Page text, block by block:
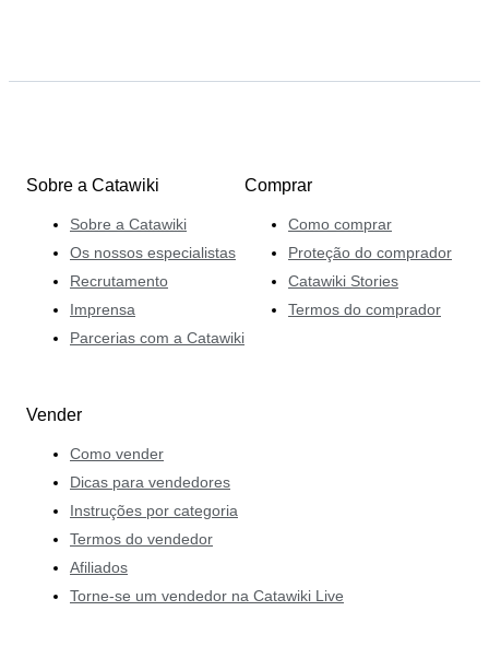
Sobre a Catawiki
Sobre a Catawiki
Os nossos especialistas
Recrutamento
Imprensa
Parcerias com a Catawiki
Comprar
Como comprar
Proteção do comprador
Catawiki Stories
Termos do comprador
Vender
Como vender
Dicas para vendedores
Instruções por categoria
Termos do vendedor
Afiliados
Torne-se um vendedor na Catawiki Live